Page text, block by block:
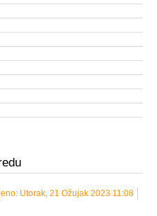
Utorak, 21 Ožujak 2023 11:08